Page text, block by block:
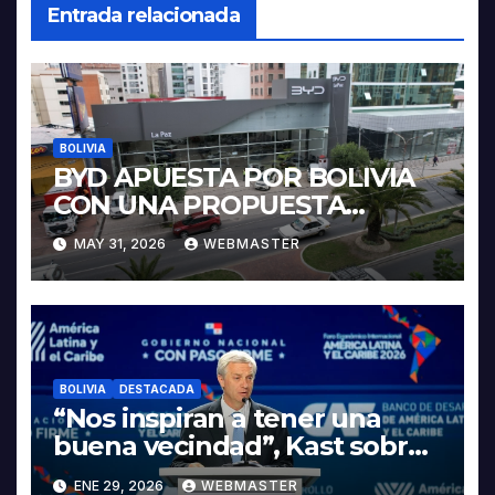
Entrada relacionada
BOLIVIA
BYD APUESTA POR BOLIVIA
CON UNA PROPUESTA
INTEGRAL PARA IMPULSAR
LA ELECTROMOVILIDAD Y LA
INDUSTRIALIZACIÓN DEL
LITIO
MAY 31, 2026 WEBMASTER
BOLIVIA DESTACADA
“Nos inspiran a tener una
buena vecindad”, Kast sobre
discurso del presidente
ENE 29, 2026 WEBMASTER